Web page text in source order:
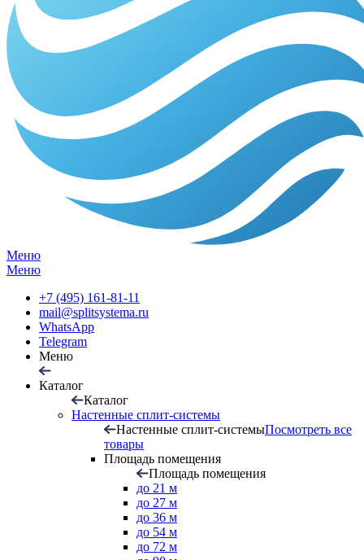
Меню
Меню
+7 (495) 161-81-11
mail@splitsystema.ru
WhatsApp
Telegram
Меню
Каталог
Каталог
Настенные сплит-системы
Настенные сплит-системыПосмотреть все
товары
Площадь помещения
Площадь помещения
до 21 м
до 27 м
до 36 м
до 54 м
до 72 м